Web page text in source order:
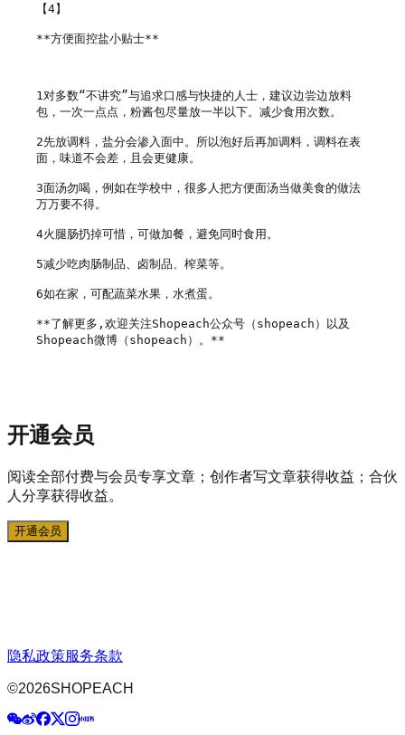
【4】
**方便面控盐小贴士**
1对多数“不讲究”与追求口感与快捷的人士，建议边尝边放料
包，一次一点点，粉酱包尽量放一半以下。减少食用次数。
2先放调料，盐分会渗入面中。所以泡好后再加调料，调料在表
面，味道不会差，且会更健康。
3面汤勿喝，例如在学校中，很多人把方便面汤当做美食的做法
万万要不得。
4火腿肠扔掉可惜，可做加餐，避免同时食用。
5减少吃肉肠制品、卤制品、榨菜等。
6如在家，可配蔬菜水果，水煮蛋。
**了解更多,欢迎关注Shopeach公众号（shopeach）以及
Shopeach微博（shopeach）。**
开通会员
阅读全部付费与会员专享文章；创作者写文章获得收益；合伙
人分享获得收益。
开通会员
隐私政策服务条款
©2026SHOPEACH